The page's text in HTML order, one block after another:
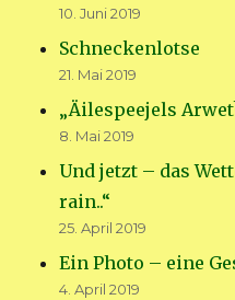
10. Juni 2019
Schneckenlotse
21. Mai 2019
„Äilespeejels
8. Mai 2019
Und jetzt – das
rain..“
25. April 2019
Ein Photo – eine
4. April 2019